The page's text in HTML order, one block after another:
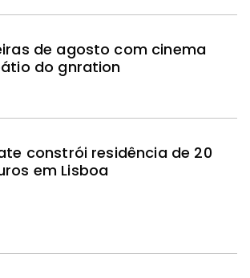
de agosto com cinema
do gnration
constrói residência de 20
em Lisboa